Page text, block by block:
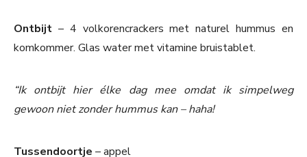
Ontbijt – 4 volkorencrackers met naturel hummus en
komkommer. Glas water met vitamine bruistablet.
“Ik ontbijt hier élke dag mee omdat ik simpelweg
gewoon niet zonder hummus kan – haha!
Tussendoortje – appel